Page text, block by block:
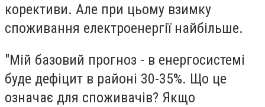
корективи. Але при цьому взимку
споживання електроенергії найбільше.
"Мій базовий прогноз - в енергосистемі
буде дефіцит в районі 30-35%. Що це
означає для споживачів? Якщо